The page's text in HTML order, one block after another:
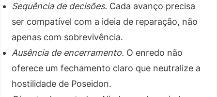
Sequência de decisões. Cada avanço precisa
ser compatível com a ideia de reparação, não
apenas com sobrevivência.
Ausência de encerramento. O enredo não
oferece um fechamento claro que neutralize a
hostilidade de Poseidon.